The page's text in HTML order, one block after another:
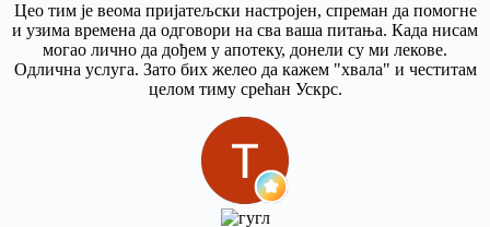
Цео тим је веома пријатељски настројен, спреман да помогне
и узима времена да одговори на сва ваша питања. Када нисам
могао лично да дођем у апотеку, донели су ми лекове.
Одлична услуга. Зато бих желео да кажем "хвала" и честитам
целом тиму срећан Ускрс.